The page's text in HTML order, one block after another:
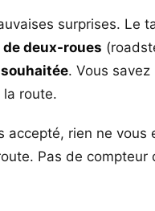
surprises. Le
deux-roues
. Vous savez
route.
accepté, rien ne vous
Pas de compteur